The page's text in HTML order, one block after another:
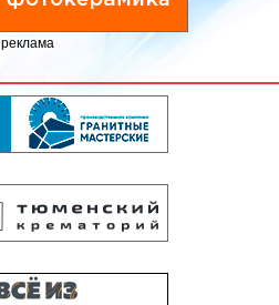
реклама